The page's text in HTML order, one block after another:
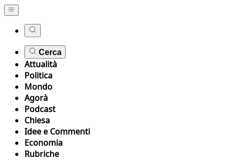
Cerca
Attualità
Politica
Mondo
Agorà
Podcast
Chiesa
Idee e Commenti
Economia
Rubriche